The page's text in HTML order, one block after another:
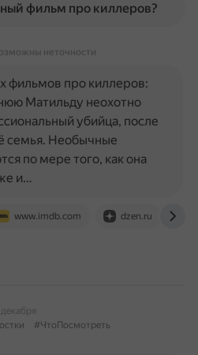
фильм про киллеров?
неточности
www.imdb.com dzen.ru
фильмов про киллеров:
Матильду неохотно
убийца, после
семья. Необычные
по мере того, как она
и…
декабря
#ЧтоПосмотреть